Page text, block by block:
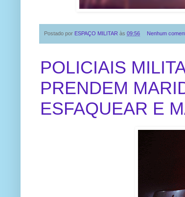
Postado por ESPAÇO MILITAR às 09:56 Nenhum
POLICIAIS
PRENDEM
ESFAQUEAR E